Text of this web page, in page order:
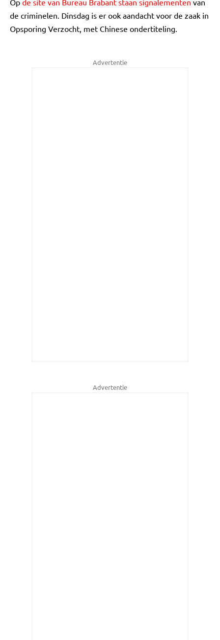
Op de site van Bureau Brabant staan signalementen van
de criminelen. Dinsdag is er ook aandacht voor de zaak in
Opsporing Verzocht, met Chinese ondertiteling.
Advertentie
Advertentie